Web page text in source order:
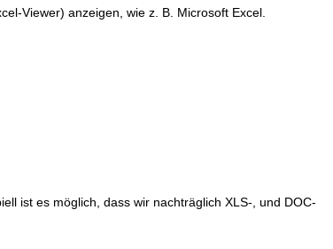
Viewer) anzeigen, wie z. B. Microsoft Excel.
ist es möglich, dass wir nachträglich XLS-, und DOC-